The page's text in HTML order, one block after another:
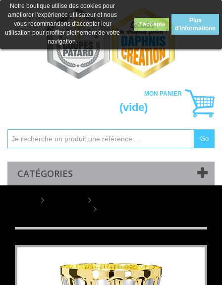
MON PANIER
(vide)
Go
CATÉGORIES
Notre boutique utilise des cookies pour
améliorer l'expérience utilisateur et nous
vous recommandons d'accepter leur
utilisation pour profiter pleinement de votre
navigation.
J'accepte
Plus
d'informations